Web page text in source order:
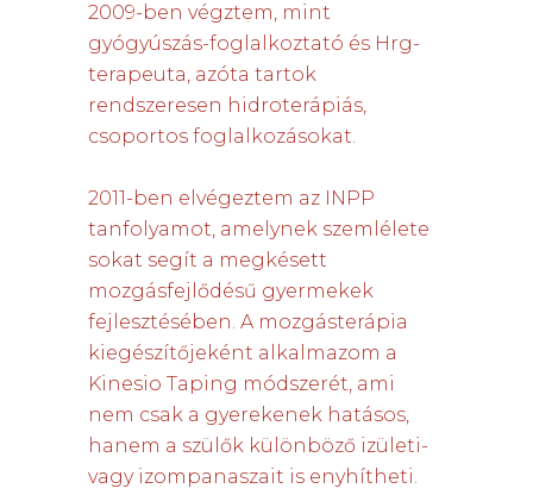
2009-ben végztem, mint
gyógyúszás-foglalkoztató és Hrg-
terapeuta, azóta tartok
rendszeresen hidroterápiás,
csoportos foglalkozásokat.
2011-ben elvégeztem az INPP
tanfolyamot, amelynek szemlélete
sokat segít a megkésett
mozgásfejlődésű gyermekek
fejlesztésében. A mozgásterápia
kiegészítőjeként alkalmazom a
Kinesio Taping módszerét, ami
nem csak a gyerekenek hatásos,
hanem a szülők különböző izületi-
vagy izompanaszait is enyhítheti.